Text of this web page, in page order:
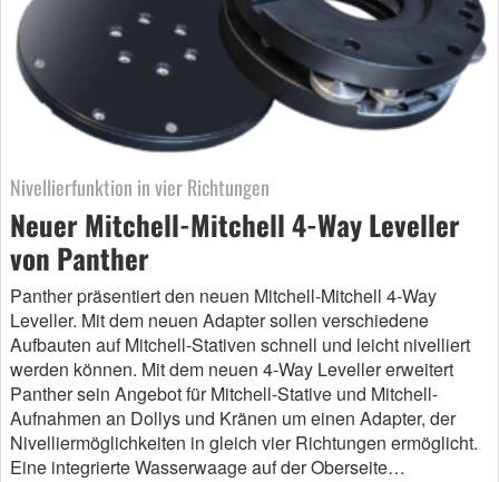
Nivellierfunktion in vier Richtungen
Neuer Mitchell-Mitchell 4-Way Leveller
von Panther
Panther präsentiert den neuen Mitchell-Mitchell 4-Way
Leveller. Mit dem neuen Adapter sollen verschiedene
Aufbauten auf Mitchell-Stativen schnell und leicht nivelliert
werden können. Mit dem neuen 4-Way Leveller erweitert
Panther sein Angebot für Mitchell-Stative und Mitchell-
Aufnahmen an Dollys und Kränen um einen Adapter, der
Nivelliermöglichkeiten in gleich vier Richtungen ermöglicht.
Eine integrierte Wasserwaage auf der Oberseite…